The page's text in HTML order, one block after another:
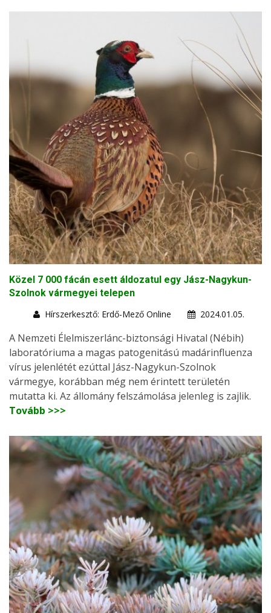
Közel 7 000 fácán esett áldozatul egy Jász-Nagykun-
Szolnok vármegyei telepen
Hírszerkesztő: Erdő-Mező Online
2024.01.05.
A Nemzeti Élelmiszerlánc-biztonsági Hivatal (Nébih)
laboratóriuma a magas patogenitású madárinfluenza
vírus jelenlétét ezúttal Jász-Nagykun-Szolnok
vármegye, korábban még nem érintett területén
mutatta ki. Az állomány felszámolása jelenleg is zajlik.
Tovább >>>